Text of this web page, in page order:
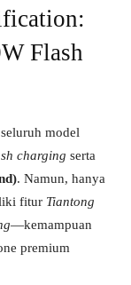
Flash
model
charging serta
. Namun, hanya
fitur Tiantong
—kemampuan
premium